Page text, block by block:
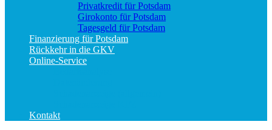
Privatkredit für Potsdam
Girokonto für Potsdam
Tagesgeld für Potsdam
Finanzierung für Potsdam
Rückkehr in die GKV
Online-Service
Kontakt